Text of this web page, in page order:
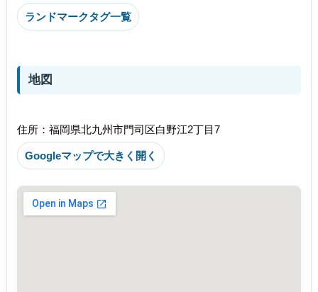
ランドマークタグ一覧
地図
住所：福岡県北九州市門司区白野江2丁目7
Googleマップで大きく開く